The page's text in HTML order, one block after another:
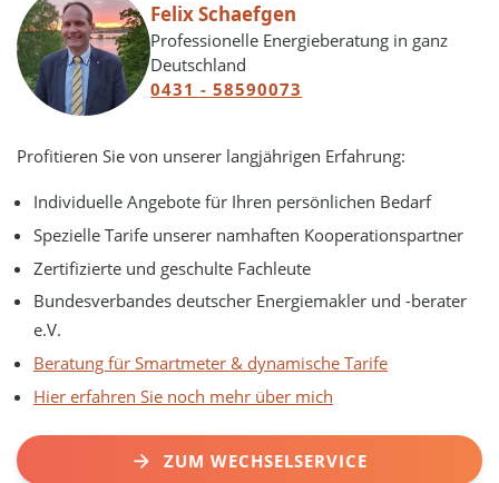
Felix Schaefgen
Professionelle Energieberatung in ganz
Deutschland
0431 - 58590073
Profitieren Sie von unserer langjährigen Erfahrung:
Individuelle Angebote für Ihren persönlichen Bedarf
Spezielle Tarife unserer namhaften Kooperationspartner
Zertifizierte und geschulte Fachleute
Bundesverbandes deutscher Energiemakler und -berater
e.V.
Beratung für Smartmeter & dynamische Tarife
Hier erfahren Sie noch mehr über mich
ZUM WECHSELSERVICE